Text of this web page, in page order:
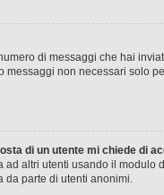
di messaggi che hai
non necessari solo
di un utente mi chiede di
altri utenti usando il
da parte di utenti anonimi.